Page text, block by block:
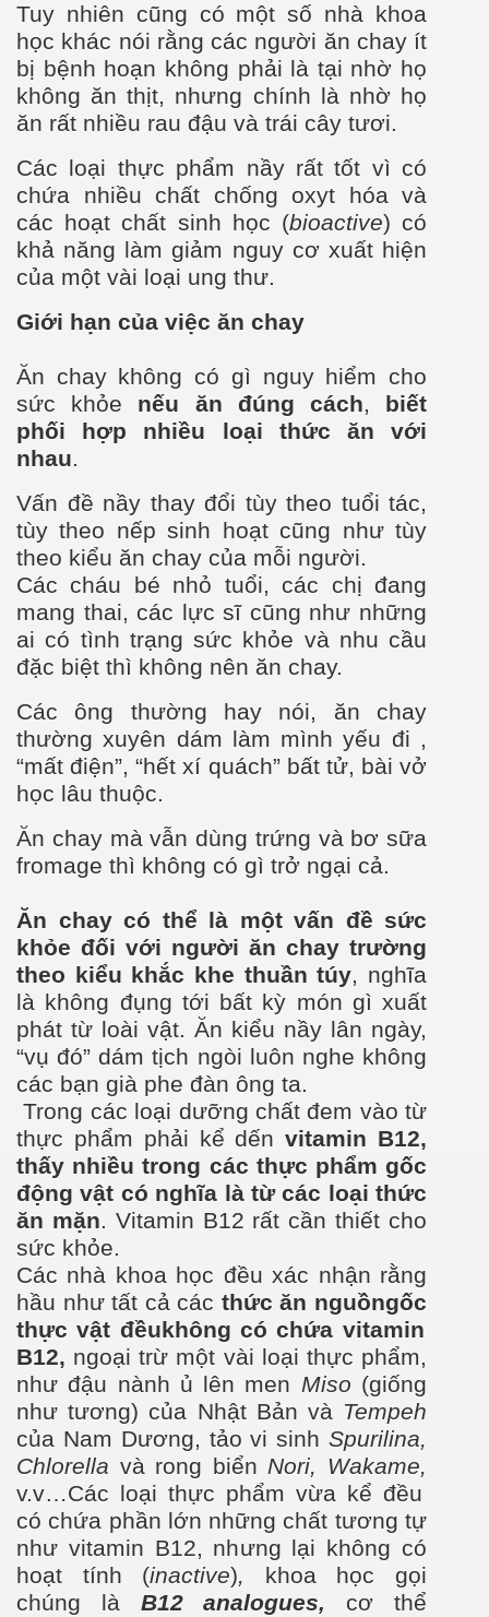
Tuy nhiên cũng có một số nhà khoa
học khác nói rằng các người ăn chay ít
bị bệnh hoạn không phải là tại nhờ họ
không ăn thịt, nhưng chính là nhờ họ
ăn rất nhiều rau đậu và trái cây tươi.
Các loại thực phẩm nầy rất tốt vì có
chứa nhiều chất chống oxyt hóa và
các hoạt chất sinh học (bioactive) có
khả năng làm giảm nguy cơxuất hiện
của một vài loại ung thư.
Giới hạn của việc ăn chay
Ăn chay không có gì nguy hiểm cho
sức khỏe nếu ăn đúng cách, biết
phối hợp
nhiều loại thức ăn với
nhau.
Vấn đề nầy thay đổi tùy theo tuổi tác,
tùy theo nếp sinh hoạt cũng như tùy
theo kiểu ăn chay của mỗi người.
Các cháu bé nhỏ tuổi, các chị đang
mang thai, các lực sĩ cũng như những
ai có tình trạng sức khỏe và nhu cầu
đặc biệt thì không nên ăn chay.
Các ông thường hay nói, ăn chay
thường xuyên dám làm mình yếu đi ,
“mất điện”,“hết xí quách” bất tử, bài vở
học lâu thuộc.
Ăn chay mà vẫn dùng trứng và bơ sữa
fromage thì không có gì trở ngại cả.
Ăn chay có thể là một vấn đề sức
khỏe đối với người ăn chay trường
theo kiểu khắc khe thuần túy, nghĩa
là không đụng tới bất kỳ món gì xuất
phát từ loài vật. Ăn kiểu nầy lân ngày,
“vụ đó” dám tịch ngòi luôn nghe không
các bạn già phe đàn ông ta.
Trong các loại dưỡng chất đem vào từ
thực phẩm phải kể dếnvitamin B12,
thấy nhiều trong các thực phẩm gốc
động vật có nghĩa là từ các loại thức
ăn mặn. Vitamin B12 rất cần thiết cho
sức khỏe.
Các nhà khoa học đều xác nhận rằng
hầu nhưtất cả các thức ăn nguồngốc
thực vật đềukhông có chứa vitamin
B12, ngoại trừ một vài loại thực phẩm,
như đậu nành ủ lên men Miso (giống
như tương) của Nhật Bản và Tempeh
của Nam Dương, tảo vi sinhSpurilina,
Chlorella và rong biểnNori, Wakame,
v.v…Các loại thực phẩm vừa kể đều
có chứa phần lớn những chất tương tự
như vitamin B12, nhưng lại không có
hoạt tính (inactive), khoa học gọi
chúng là B12 analogues, cơ thể